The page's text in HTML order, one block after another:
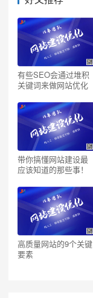
有些SEO会通过堆积
关键词来做网站优化
带你搞懂网站建设最
应该知道的那些事！
高质量网站的9个关键
要素